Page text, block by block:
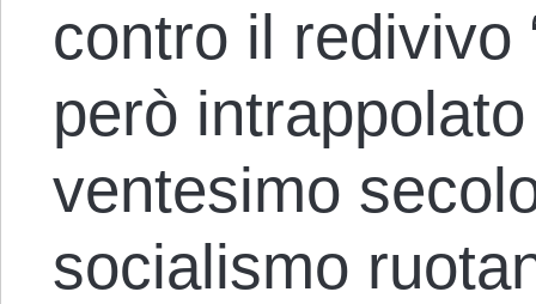
contro il redivivo
però
ventesimo
socialismo